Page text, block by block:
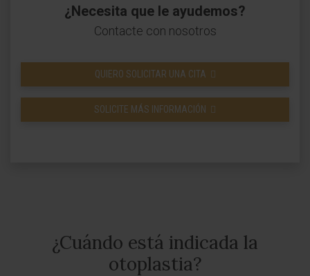
¿Necesita que le ayudemos?
Contacte con nosotros
QUIERO SOLICITAR UNA CITA
SOLICITE MÁS INFORMACIÓN
¿Cuándo está indicada la
otoplastia?